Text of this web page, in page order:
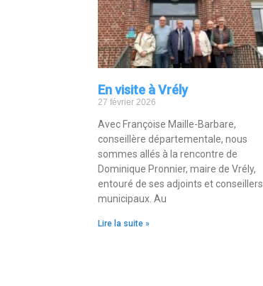
En visite à Vrély
27 février 2026
Avec Françoise Maille-Barbare,
conseillère départementale, nous
sommes allés à la rencontre de
Dominique Pronnier, maire de Vrély,
entouré de ses adjoints et conseillers
municipaux. Au
Lire la suite »